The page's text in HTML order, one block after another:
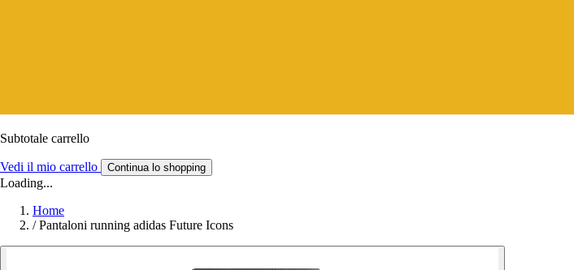
Subtotale carrello
Vedi il mio carrello Continua lo shopping
Loading...
Home
/ Pantaloni running adidas Future Icons